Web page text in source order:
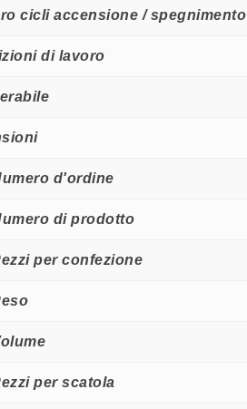
cicli accensione / spegnimento
di lavoro
d'ordine
di prodotto
per confezione
per scatola